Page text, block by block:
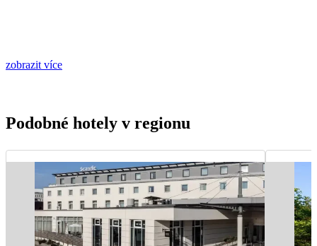
zobrazit více
Podobné hotely v regionu